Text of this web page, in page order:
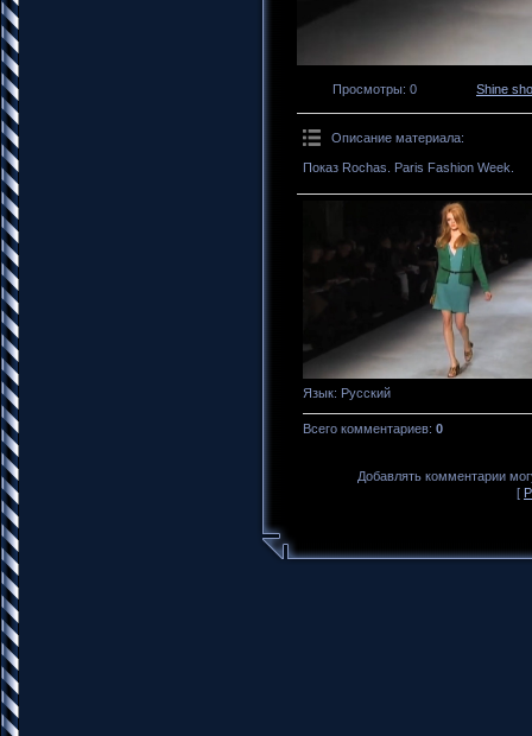
Просмотры: 0 Shine
Описание материала:
Показ Rochas. Paris Fashion Week.
Язык: Русский
Всего комментариев: 0
Добавлять комментарии
[